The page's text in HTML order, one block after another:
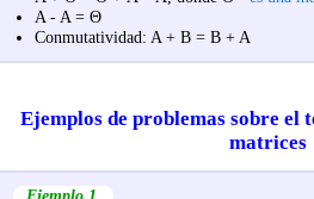
A - A = Θ
Conmutatividad: A + B = B + A
Ejemplos de problemas sobre el
matrices